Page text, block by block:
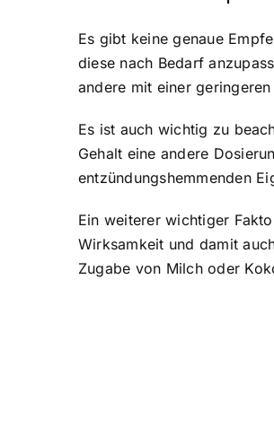
Es gibt keine genaue
diese nach Bedarf
andere mit einer
Es ist auch wichtig zu
Gehalt eine andere
entzündungshemmenden
Ein weiterer wichtiger
Wirksamkeit und damit
Zugabe von Milch oder